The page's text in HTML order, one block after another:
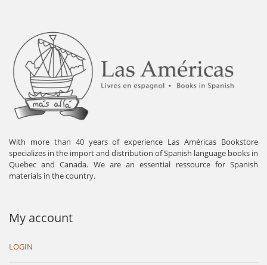
With more than 40 years of experience Las Américas Bookstore
specializes in the import and distribution of Spanish language books in
Quebec and Canada. We are an essential ressource for Spanish
materials in the country.
My account
LOGIN